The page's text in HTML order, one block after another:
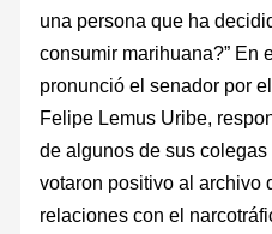
una persona que ha
consumir marihuana?” En
pronunció el senador por
Felipe Lemus Uribe,
de algunos de sus
votaron positivo al archivo
relaciones con el